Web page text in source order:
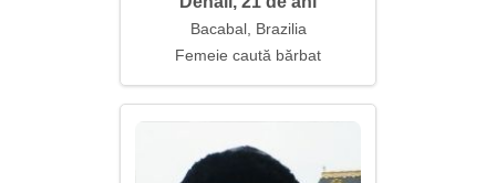
Bacabal, Brazilia
Femeie caută bărbat